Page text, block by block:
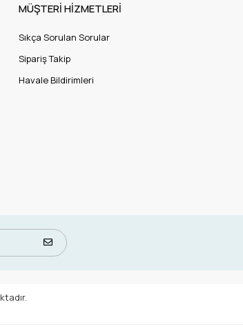
MÜŞTERİ HİZMETLERİ
Sıkça Sorulan Sorular
Sipariş Takip
Havale Bildirimleri